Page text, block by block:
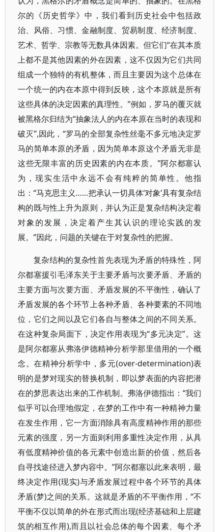
尔的《历史哲学》中，我们看到历史社会中包括政
治、风俗、习惯、金融制度、贸易制度、经济制度、
艺术、哲学、宗教等无数具体因素。但它们“在其本质
上都不是其他因素的外在因素，这不仅因为它们共同
组成一个独特的有机整体，而且主要因为这个总体在
一个统一的内在本原中得到反映，这个本原就是所有
这些具体的决定因素的真理性。”例如，罗马的覆灭就
被黑格尔归结为“抽象法人的内在本原在当时的表现和
破灭”,因此，“罗马的全部复杂性丝毫不多元地决定罗
马的简单本原的矛盾，因为简单本原这个矛盾无非是
这些无限丰富的历史因素的内在本质。”阿尔都塞认
为，现实生活中永远不会有纯粹的简单性。他指
出：“马克思主义……把承认一切具体‘对象’具有复杂结
构的既与性上升为原则，并认为正是复杂结构决定着
对象的发展，决定着产生其认识的理论实践的发
展。”因此，问题的关键在于对复杂性的把握。
复杂结构的复杂性首先表现为矛盾的特殊性，阿
尔都塞援引毛泽东关于主要矛盾与次要矛盾、矛盾的
主要方面与次要方面、矛盾发展的不平衡性，确认了
矛盾发展的各个环节上各种矛盾、各种要素的不同地
位，它们之间以及它们各自与整体之间的不同关系。
在这种复杂局面下，决定作用表现为“多元决定”。这
是阿尔都塞从弗洛伊德精神分析学那里借用的一个概
念。在精神分析学中，多元(over-determination)表
明的是梦对现实的替换机制，即以梦表面的内容把潜
在的梦思表达出来的工作机制。弗洛伊德指出：“我们
似乎可以合理地假定，在梦的工作中有一种精神力量
在发生作用，它一方面消除具有高度精神作用的那些
元素的强度，另一方面则利用多重性决定作用，从具
有低度精神价值的各元素中创造出新的价值，然后各
自寻找途径进入梦内容中。”阿尔都塞以此来表明，最
终决定作用(现实)与矛盾发展过程中各个环节的具体
矛盾(梦)之间的关系。这就是矛盾的不平衡作用，“不
平衡不仅以简单的外在形式而出现(经济基础和上层建
筑的相互作用),而且以社会总体的每个因素、每个矛